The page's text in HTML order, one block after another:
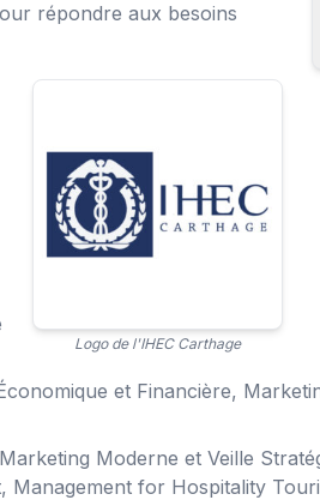
répondre aux besoins
Logo de l'IHEC Carthage
et Financière,
Moderne et Veille
for Hospitality